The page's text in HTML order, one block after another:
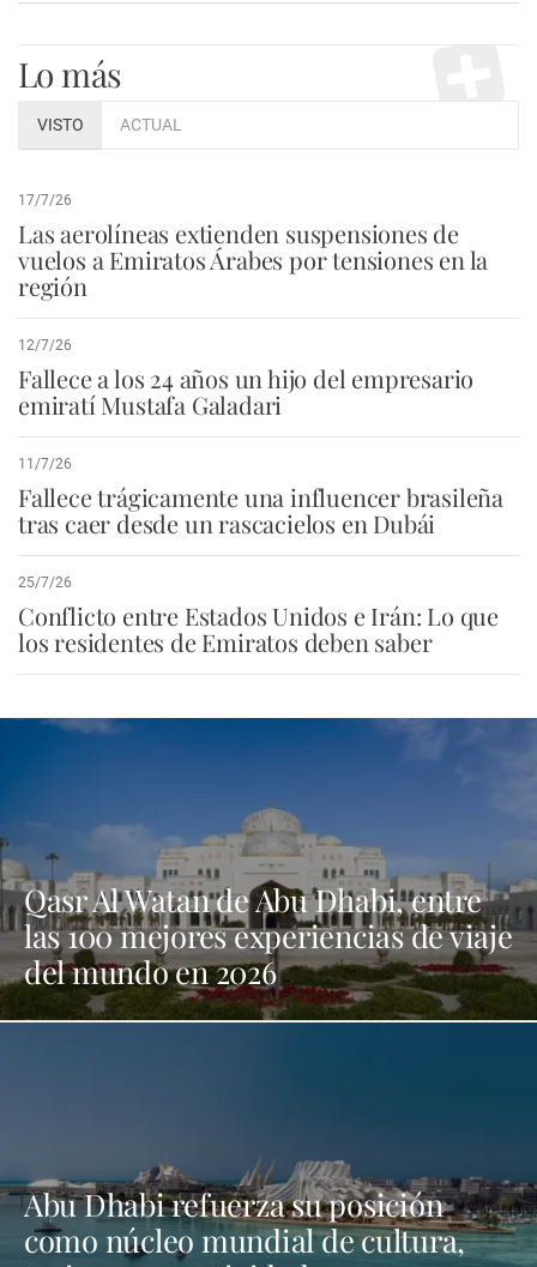
Lo más
VISTO ACTUAL
17/7/26
Las aerolíneas extienden suspensiones de
vuelos a Emiratos Árabes por tensiones en la
región
12/7/26
Fallece a los 24 años un hijo del empresario
emiratí Mustafa Galadari
11/7/26
Fallece trágicamente una influencer brasileña
tras caer desde un rascacielos en Dubái
25/7/26
Conflicto entre Estados Unidos e Irán: Lo que
los residentes de Emiratos deben saber
Qasr Al Watan de Abu Dhabi, entre
las 100 mejores experiencias de viaje
del mundo en 2026
Abu Dhabi refuerza su posición
como núcleo mundial de cultura,